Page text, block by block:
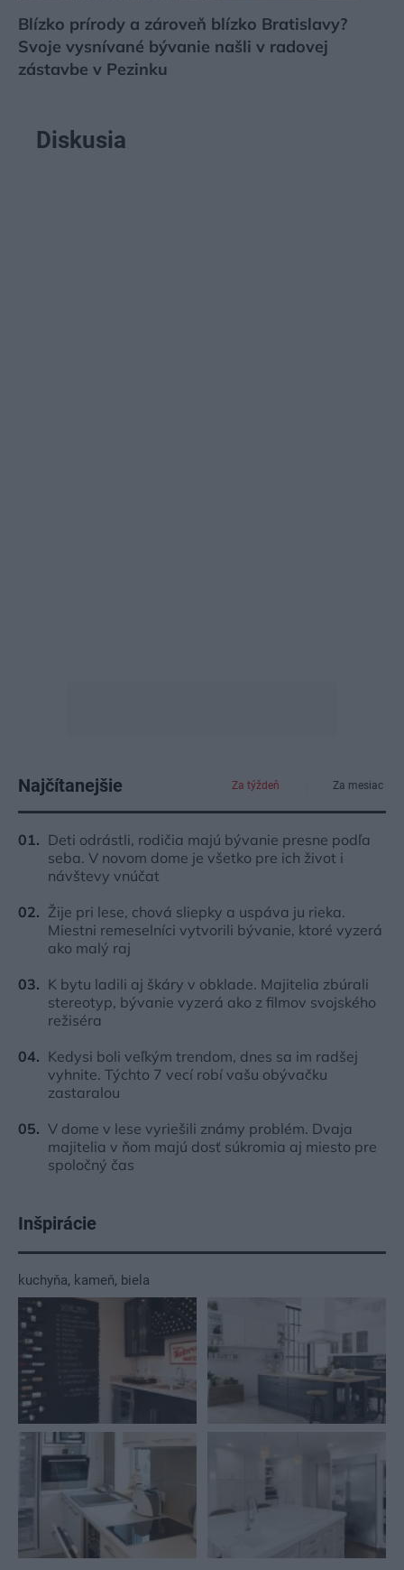
Blízko prírody a zároveň blízko Bratislavy?
Svoje vysnívané bývanie našli v radovej
zástavbe v Pezinku
Diskusia
Najčítanejšie Za týždeň Za mesiac
Deti odrástli, rodičia majú bývanie presne podľa
seba. V novom dome je všetko pre ich život i
návštevy vnúčat
Žije pri lese, chová sliepky a uspáva ju rieka.
Miestni remeselníci vytvorili bývanie, ktoré vyzerá
ako malý raj
K bytu ladili aj škáry v obklade. Majitelia zbúrali
stereotyp, bývanie vyzerá ako z filmov svojského
režiséra
Kedysi boli veľkým trendom, dnes sa im radšej
vyhnite. Týchto 7 vecí robí vašu obývačku
zastaralou
V dome v lese vyriešili známy problém. Dvaja
majitelia v ňom majú dosť súkromia aj miesto pre
spoločný čas
Inšpirácie
kuchyňa, kameň, biela